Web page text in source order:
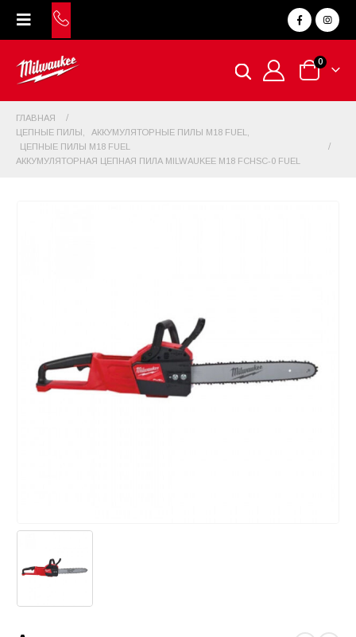
0
ГЛАВНАЯ
ЦЕПНЫЕ ПИЛЫ
АККУМУЛЯТОРНЫЕ ПИЛЫ M18 FUEL
ЦЕПНЫЕ ПИЛЫ M18 FUEL
АККУМУЛЯТОРНАЯ ЦЕПНАЯ ПИЛА MILWAUKEE M18 FCHSC-0 FUEL